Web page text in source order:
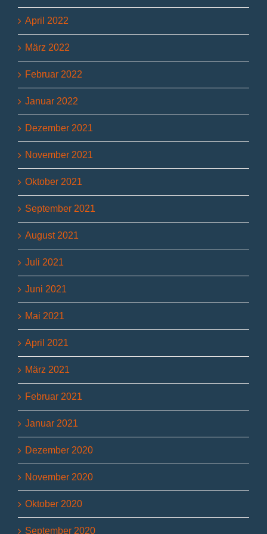
April 2022
März 2022
Februar 2022
Januar 2022
Dezember 2021
November 2021
Oktober 2021
September 2021
August 2021
Juli 2021
Juni 2021
Mai 2021
April 2021
März 2021
Februar 2021
Januar 2021
Dezember 2020
November 2020
Oktober 2020
September 2020